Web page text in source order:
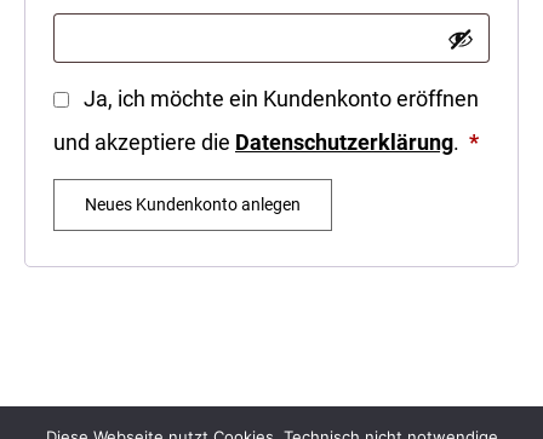
Ja, ich möchte ein Kundenkonto eröffnen
und akzeptiere die Datenschutzerklärung. *
Neues Kundenkonto anlegen